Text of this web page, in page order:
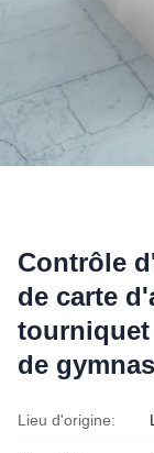
Contrôle
de carte
de
Lieu d'origine: